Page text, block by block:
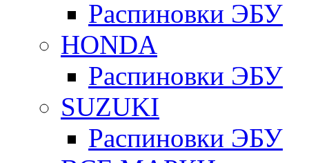
Распиновки ЭБУ
HONDA
Распиновки ЭБУ
SUZUKI
Распиновки ЭБУ